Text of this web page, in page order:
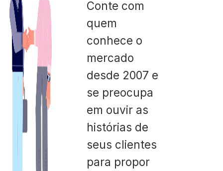
Conte com
quem
conhece o
mercado
desde 2007 e
se preocupa
em ouvir as
histórias de
seus clientes
para propor